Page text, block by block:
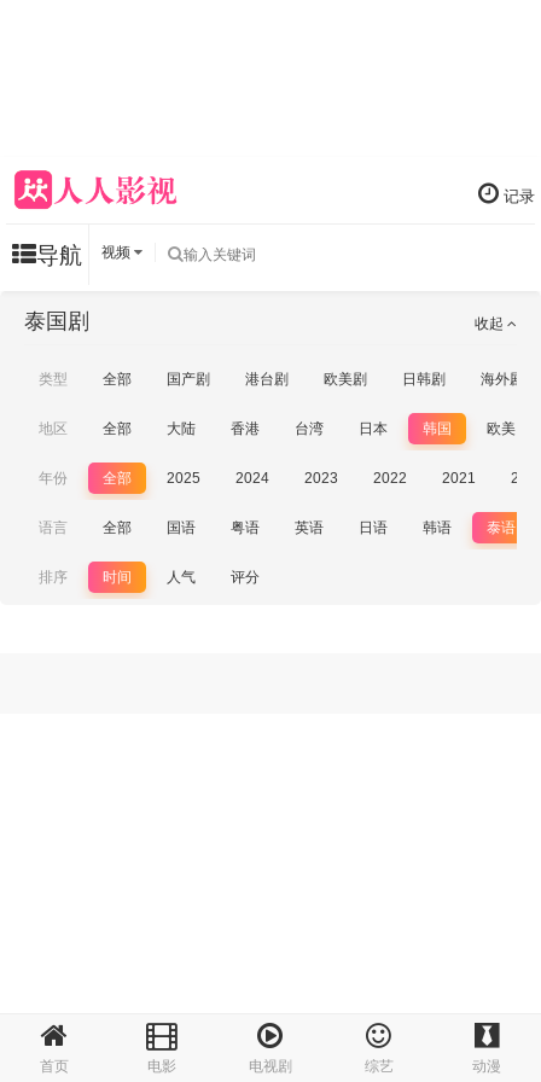
记录
导航 视频
首页 电影 电视剧 综艺 动漫
收起
泰国剧
类型 全部 国产剧 港台剧 欧美剧 日韩剧 海外剧
地区 全部 大陆 香港 台湾 日本 韩国 欧美
年份 全部 2025 2024 2023 2022 2021
语言 全部 国语 粤语 英语 日语 韩语 泰语
排序 时间 人气 评分